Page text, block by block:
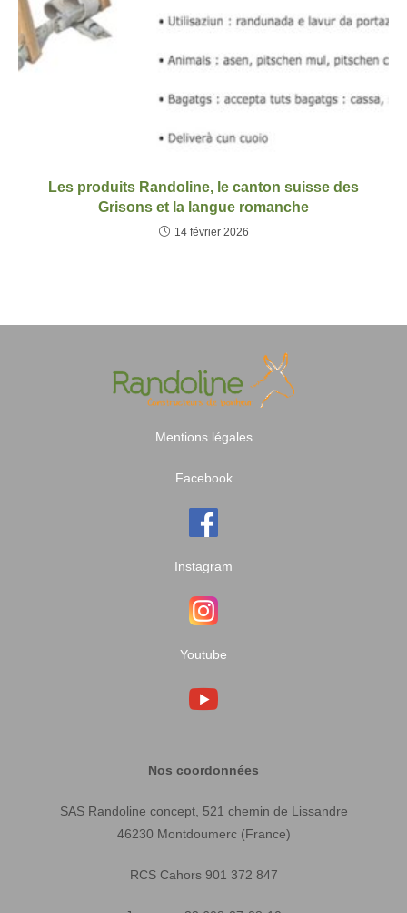
Les produits Randoline, le canton suisse des
Grisons et la langue romanche
14 février 2026
Mentions légales
Facebook
Instagram
Youtube
Nos coordonnées
SAS Randoline concept, 521 chemin de Lissandre
46230 Montdoumerc (France)
RCS Cahors 901 372 847